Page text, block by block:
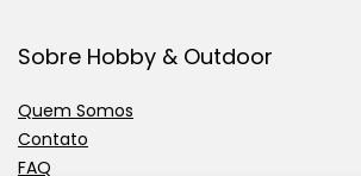
Sobre Hobby & Outdoor
Quem Somos
Contato
FAQ